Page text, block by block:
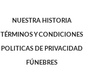
NUESTRA HISTORIA
TÉRMINOS Y CONDICIONES
POLITICAS DE PRIVACIDAD
FÚNEBRES